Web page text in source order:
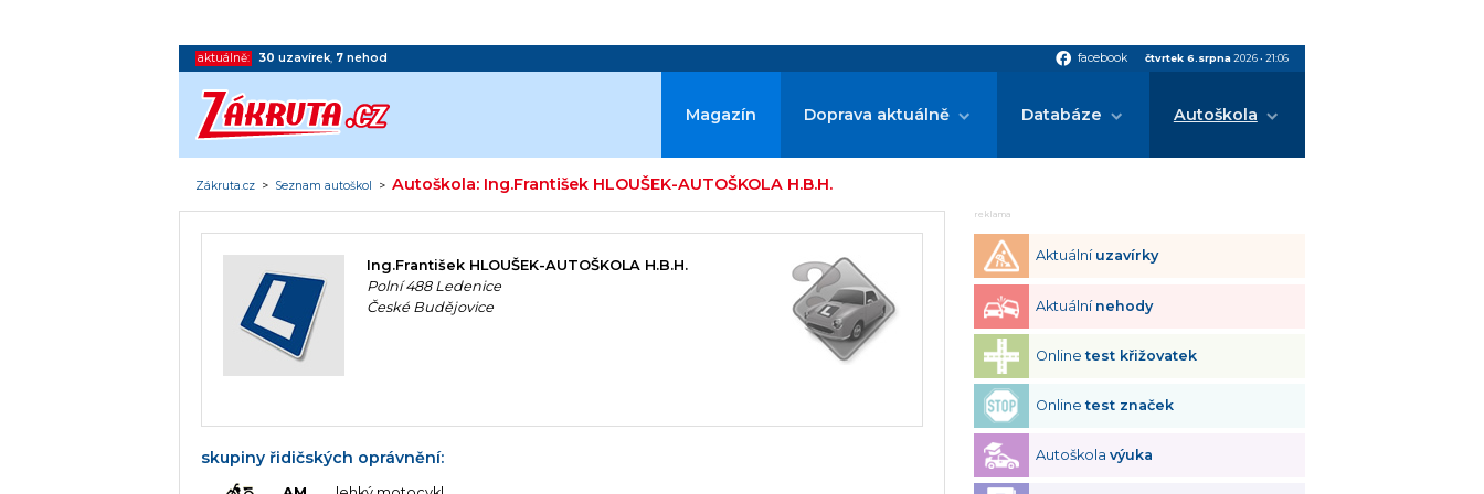
aktuálně: 30 uzavírek, 7 nehod facebook facebook čtvrtek 6.srpna 2026• 21:06
Magazín Doprava aktuálně Databáze Autoškola
Zákruta.cz > Seznam autoškol >Autoškola: Ing.František HLOUŠEK-AUTOŠKOLA H.B.H.
Ing.František HLOUŠEK-AUTOŠKOLA H.B.H.
Polní 488 Ledenice
České Budějovice
skupiny řidičských oprávnění:
reklama
Aktuální uzavírky
Aktuální nehody
Onlinetest křižovatek
Onlinetest značek
Autoškolavýuka